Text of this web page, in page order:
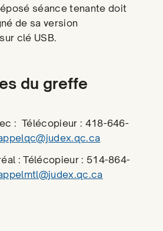
séance tenante doit
de sa version
clé USB.
du greffe
: Télécopieur : 418-646-
: Télécopieur : 514-864-